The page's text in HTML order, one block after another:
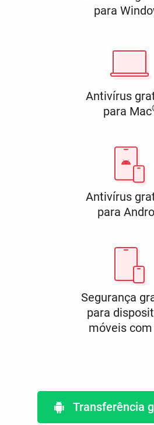
para
Antivírus
para Mac
Antivírus
para
Segurança
para
móveis com
Transferência